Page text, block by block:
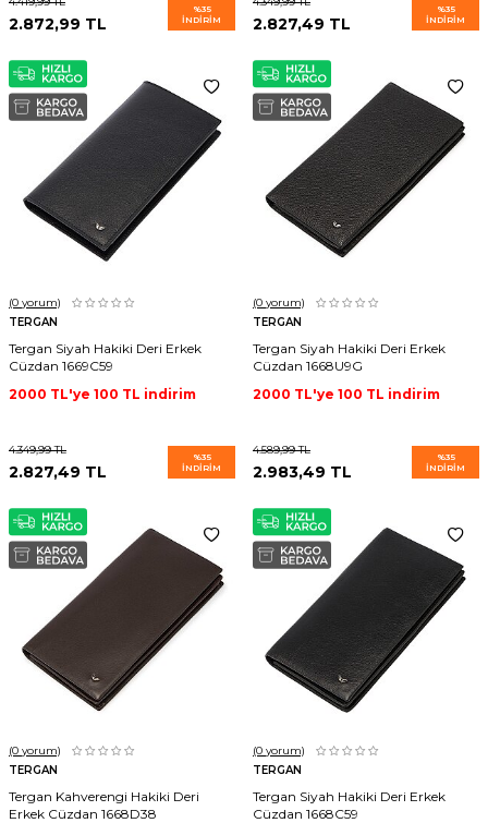
2.872,99 TL
%35
İNDIRIM
2.827,49 TL
%35
İNDIRIM
(0 yorum)
TERGAN
Tergan Siyah Hakiki Deri Erkek
Cüzdan 1669C59
2000 TL'ye 100 TL indirim
4.349,99TL
2.827,49 TL
%35
İNDIRIM
(0 yorum)
TERGAN
Tergan Siyah Hakiki Deri Erkek
Cüzdan 1668U9G
2000 TL'ye 100 TL indirim
4.589,99TL
2.983,49 TL
%35
İNDIRIM
(0 yorum)
TERGAN
Tergan Kahverengi Hakiki Deri
Erkek Cüzdan 1668D38
(0 yorum)
TERGAN
Tergan Siyah Hakiki Deri Erkek
Cüzdan 1668C59